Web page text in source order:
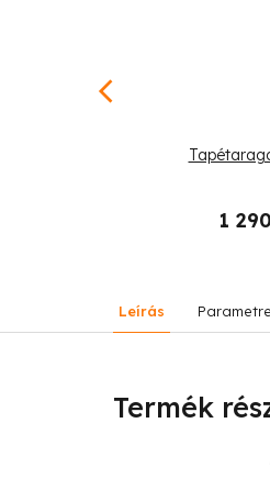
1
Leírás Parametre
Termék